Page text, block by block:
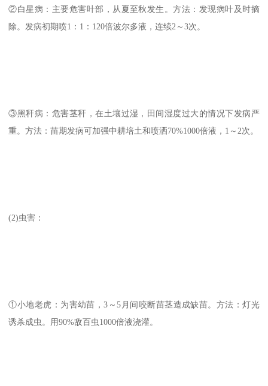
②白星病：主要危害叶部，从夏至秋发生。方法：发现病叶及时摘
除。发病初期喷1：1：120倍波尔多液，连续2～3次。
③黑秆病：危害茎秆，在土壤过湿，田间湿度过大的情况下发病严
重。方法：苗期发病可加强中耕培土和喷洒70%1000倍液，1～2次。
(2)虫害：
①小地老虎：为害幼苗，3～5月间咬断苗茎造成缺苗。方法：灯光
诱杀成虫。用90%敌百虫1000倍液浇灌。